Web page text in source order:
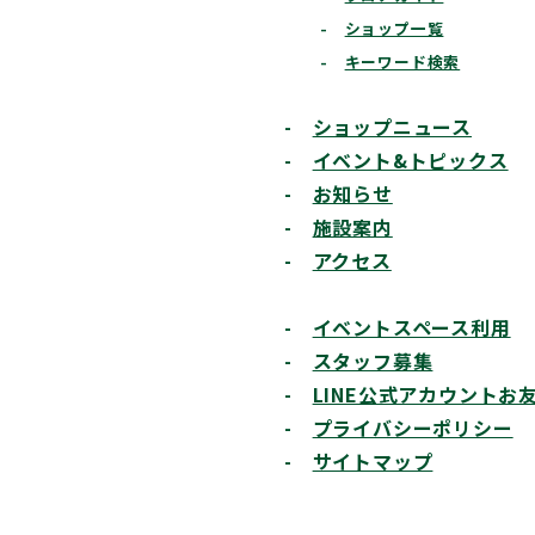
- ショップ一覧
- キーワード検索
- ショップニュース
- イベント&トピックス
- お知らせ
- 施設案内
- アクセス
- イベントスペース利用
- スタッフ募集
- LINE公式アカウントお
- プライバシーポリシー
- サイトマップ